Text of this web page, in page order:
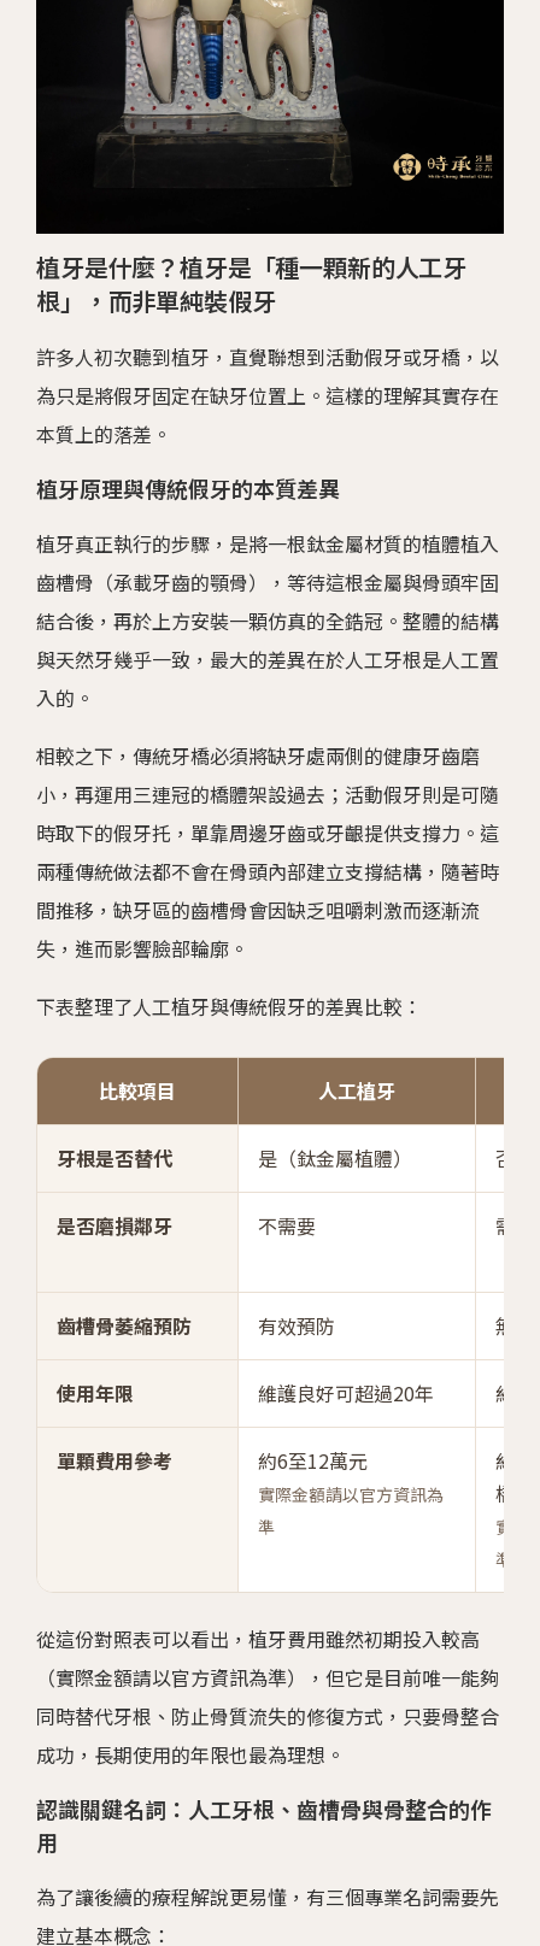
植牙是什麼？植牙是「種一顆新的人工牙
根」，而非單純裝假牙
許多人初次聽到植牙，直覺聯想到活動假牙或牙橋，以
為只是將假牙固定在缺牙位置上。這樣的理解其實存在
本質上的落差。
植牙原理與傳統假牙的本質差異
植牙真正執行的步驟，是將一根鈦金屬材質的植體植入
齒槽骨（承載牙齒的顎骨），等待這根金屬與骨頭牢固
結合後，再於上方安裝一顆仿真的全鋯冠。整體的結構
與天然牙幾乎一致，最大的差異在於人工牙根是人工置
入的。
相較之下，傳統牙橋必須將缺牙處兩側的健康牙齒磨
小，再運用三連冠的橋體架設過去；活動假牙則是可隨
時取下的假牙托，單靠周邊牙齒或牙齦提供支撐力。這
兩種傳統做法都不會在骨頭內部建立支撐結構，隨著時
間推移，缺牙區的齒槽骨會因缺乏咀嚼刺激而逐漸流
失，進而影響臉部輪廓。
下表整理了人工植牙與傳統假牙的差異比較：
比較項目 人工植牙
牙根是否替代 是（鈦金屬植體） 否
是否磨損鄰牙 不需要 需
齒槽骨萎縮預防 有效預防 無法
使用年限 維護良好可超過20年 約
單顆費用參考 約6至12萬元
實際金額請以官方資訊為
準
約3
橋）
實際
準
從這份對照表可以看出，植牙費用雖然初期投入較高
（實際金額請以官方資訊為準），但它是目前唯一能夠
同時替代牙根、防止骨質流失的修復方式，只要骨整合
成功，長期使用的年限也最為理想。
認識關鍵名詞：人工牙根、齒槽骨與骨整合的作
用
為了讓後續的療程解說更易懂，有三個專業名詞需要先
建立基本概念：